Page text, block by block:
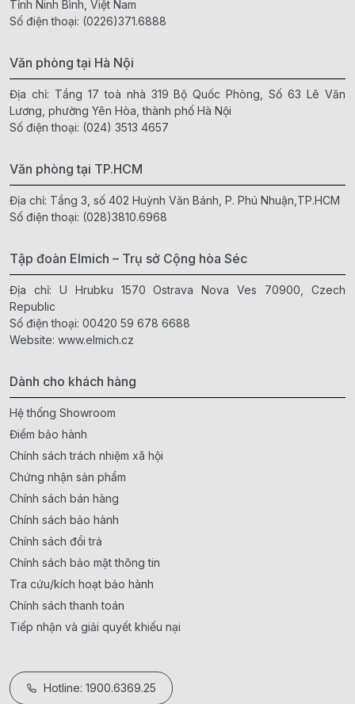
Tỉnh Ninh Bình, Việt Nam
Số điện thoại: (0226)371.6888
Văn phòng tại Hà Nội
Địa chỉ: Tầng 17 toà nhà 319 Bộ Quốc Phòng, Số 63 Lê Văn
Lương, phường Yên Hòa, thành phố Hà Nội
Số điện thoại: (024) 3513 4657
Văn phòng tại TP.HCM
Địa chỉ: Tầng 3, số 402 Huỳnh Văn Bánh, P. Phú Nhuận,TP.HCM
Số điện thoại: (028)3810.6968
Tập đoàn Elmich – Trụ sở Cộng hòa Séc
Địa chỉ: U Hrubku 1570 Ostrava Nova Ves 70900, Czech
Republic
Số điện thoại: 00420 59 678 6688
Website: www.elmich.cz
Dành cho khách hàng
Hệ thống Showroom
Điểm bảo hành
Chính sách trách nhiệm xã hội
Chứng nhận sản phẩm
Chính sách bán hàng
Chính sách bảo hành
Chính sách đổi trả
Chính sách bảo mật thông tin
Tra cứu/kích hoạt bảo hành
Chính sách thanh toán
Tiếp nhận và giải quyết khiếu nại
Hotline: 1900.6369.25